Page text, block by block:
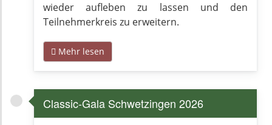
wieder aufleben zu lassen und den
Teilnehmerkreis zu erweitern.
Mehr lesen
Classic-Gala Schwetzingen 2026